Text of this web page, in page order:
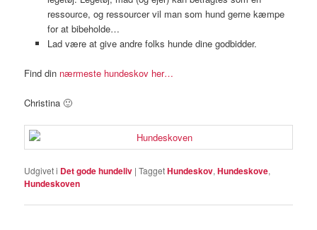
ressource, og ressourcer vil man som hund gerne kæmpe
for at bibeholde…
Lad være at give andre folks hunde dine godbidder.
Find din nærmeste hundeskov her…
Christina 🙂
Udgivet i Det gode hundeliv |TaggetHundeskov,Hundeskove,
Hundeskoven